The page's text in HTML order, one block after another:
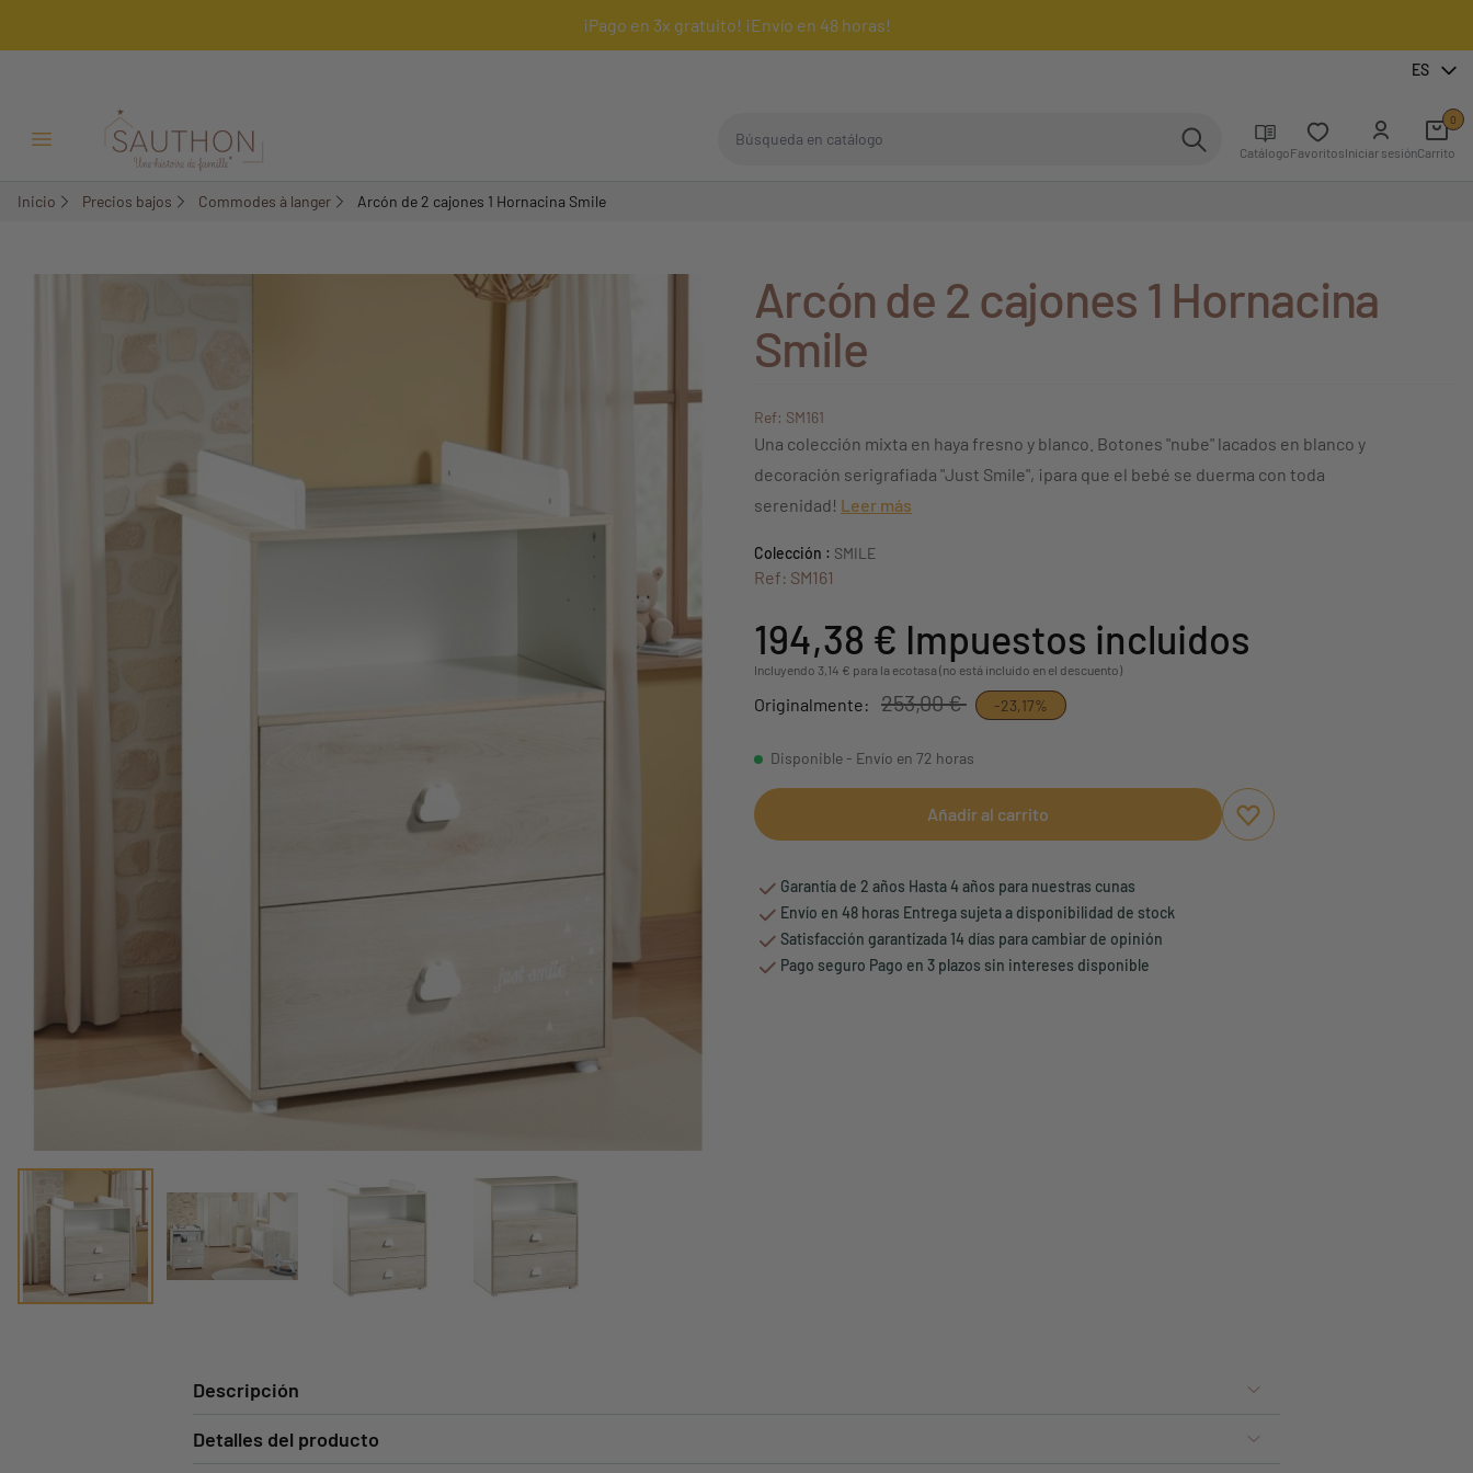
¡Pago en 3x gratuito! ¡Envío en 48 horas!
ES
Menú Abrir/Cerrar CatálogoFavoritosIniciar sesiónCarrito
0
Inicio Precios bajos Commodes à langer Arcón de 2 cajones 1 Hornacina Smile
Arcón de 2 cajones 1 Hornacina
Smile
Ref: SM161
Una colección mixta en haya fresno y blanco. Botones "nube" lacados en blanco y
decoración serigrafiada "Just Smile", ¡para que el bebé se duerma con toda
serenidad! Leer más
Colección : SMILE
Ref: SM161
194,38 € Impuestos incluidos
Incluyendo 3,14 € para la ecotasa (no está incluido en el descuento)
Originalmente: 253,00 € -23,17%
Disponible - Envío en 72 horas
Añadir al carrito
Aggiungi ai preferiti
borrar favoritos
Garantía de 2 años Hasta 4 años para nuestras cunas
Envío en 48 horas Entrega sujeta a disponibilidad de stock
Satisfacción garantizada 14 días para cambiar de opinión
Pago seguro Pago en 3 plazos sin intereses disponible
Descripción
Detalles del producto